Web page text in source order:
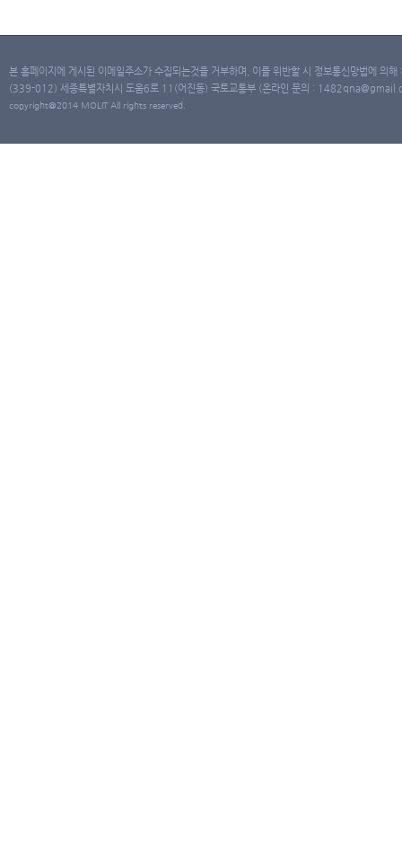
본 홈페이지에 게시된 이메일주소가 수집되는것을 거부하며, 이를 위반할 시 정보통신망법에 의
(339-012) 세종특별자치시 도움6로 11(어진동) 국토교통부 (온라인 문의 :
copyright@2014 MOLIT All rights reserved.